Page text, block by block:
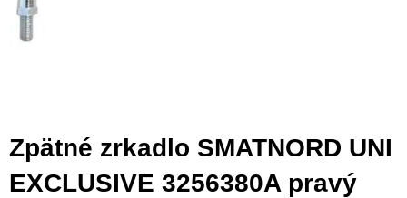
Zpätné zrkadlo SMATNORD UNI
EXCLUSIVE 3256380A pravý